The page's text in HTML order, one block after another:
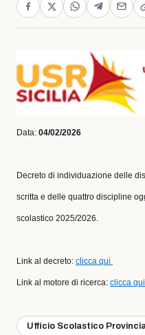
Data: 04/02/2026
Decreto di individuazione delle
scritta e delle quattro discipline
scolastico 2025/2026.
Link al decreto: clicca qui
Link al motore di ricerca: clicca qui
Ufficio Scolastico